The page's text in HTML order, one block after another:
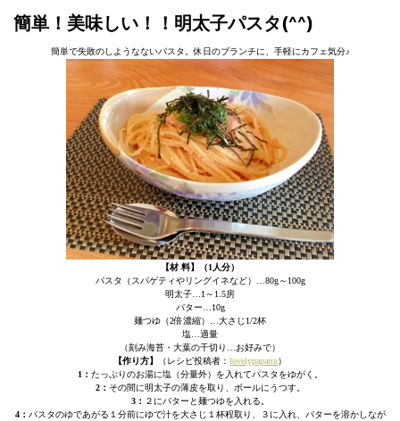
簡単！美味しい！！明太子パスタ(^^)
簡単で失敗のしようなないパスタ。休日のブランチに、手軽にカフェ気分♪
【材 料】（1人分）
パスタ（スパゲティやリングイネなど）…80g～100g
明太子…1～1.5房
バター…10g
麺つゆ（2倍濃縮）…大さじ1/2杯
塩…適量
（刻み海苔・大葉の千切り…お好みで）
【作り方】
（レシピ投稿者： lovelypaparin）
1： たっぷりのお湯に塩（分量外）を入れてパスタをゆがく。
2： その間に明太子の薄皮を取り、ボールにうつす。
3： ２にバターと麺つゆを入れる。
4： パスタのゆであがる１分前にゆで汁を大さじ１杯程取り、３に入れ、バターを溶かしなが